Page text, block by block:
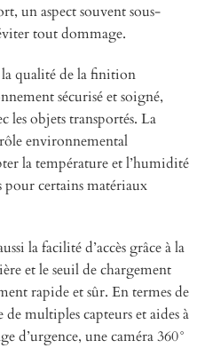
un aspect souvent sous-
tout dommage.
la qualité de la finition
sécurisé et soigné,
les objets transportés. La
environnemental
la température et l’humidité
pour certains matériaux
la facilité d’accès grâce à la
et le seuil de chargement
rapide et sûr. En termes de
de multiples capteurs et aides à
d’urgence, une caméra 360°